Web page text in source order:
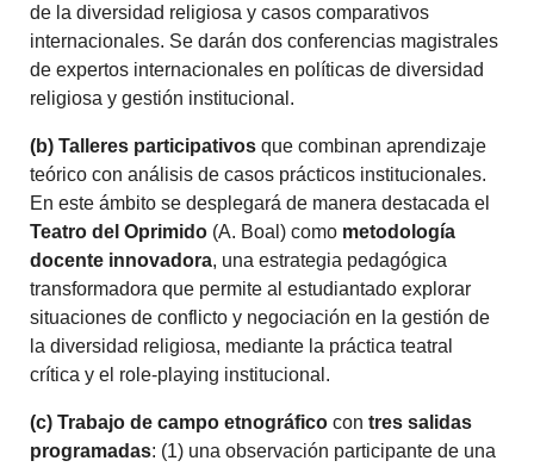
de la diversidad religiosa y casos comparativos
internacionales. Se darán dos conferencias magistrales
de expertos internacionales en políticas de diversidad
religiosa y gestión institucional.
(b) Talleres participativos que combinan aprendizaje
teórico con análisis de casos prácticos institucionales.
En este ámbito se desplegará de manera destacada el
Teatro del Oprimido (A. Boal) como metodología
docente innovadora, una estrategia pedagógica
transformadora que permite al estudiantado explorar
situaciones de conflicto y negociación en la gestión de
la diversidad religiosa, mediante la práctica teatral
crítica y el role-playing institucional.
(c) Trabajo de campo etnográfico contres salidas
programadas: (1) una observación participante de una